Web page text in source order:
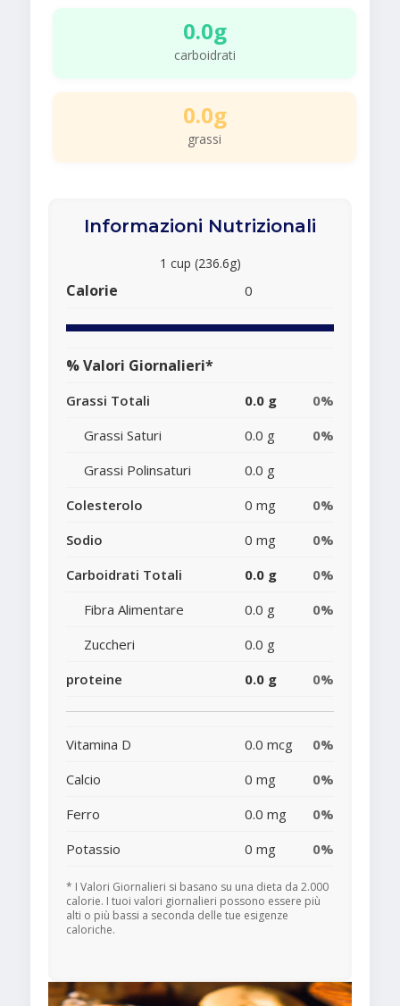
0.0g
carboidrati
0.0g
grassi
Informazioni Nutrizionali
1 cup (236.6g)
Calorie 0
% Valori Giornalieri*
Grassi Totali 0.0 g
0%
Grassi Saturi
0.0 g
0%
Grassi Polinsaturi
0.0 g
Colesterolo
0 mg
0%
Sodio
0 mg
0%
Carboidrati Totali
0.0 g
0%
Fibra Alimentare
0.0 g
0%
Zuccheri
0.0 g
proteine
0.0 g 0%
Vitamina D 0.0 mcg
0%
Calcio
0 mg
0%
Ferro
0.0 mg
0%
Potassio
0 mg 0%
* I Valori Giornalieri si basano su una dieta da 2.000
calorie. I tuoi valori giornalieri possono essere più
alti o più bassi a seconda delle tue esigenze
caloriche.